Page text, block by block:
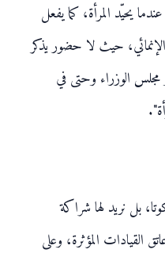
يحيّد المرأة، كما يفعل
حيث لا حضور يذكر
مجلس الوزراء وحتى في
بل نريد لها شراكة
القيادات المؤثرة، وعلى